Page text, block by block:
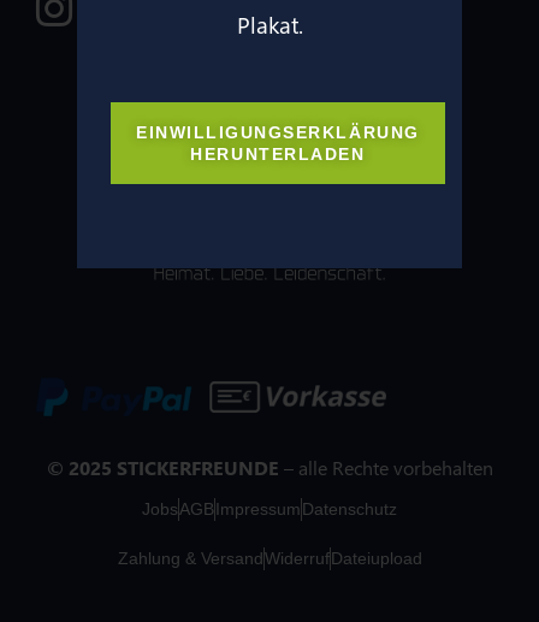
© 2025 STICKERFREUNDE – alle Rechte vorbehalten
JobsAGBImpressumDatenschutz
Zahlung & VersandWiderrufDateiupload
Plakat.
EINWILLIGUNGSERKLÄRUNG
HERUNTERLADEN